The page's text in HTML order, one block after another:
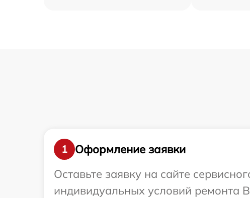
1
Оформление заявки
Оставьте заявку на сайте
индивидуальных условий ремонта